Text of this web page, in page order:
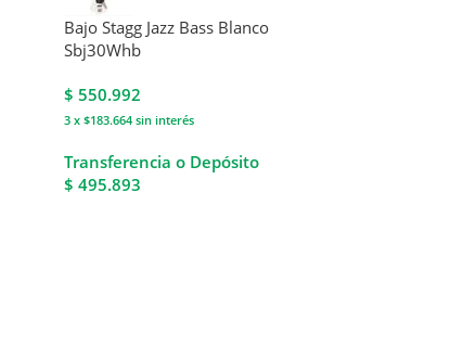
Bajo Stagg Jazz Bass Blanco
Sbj30Whb
$ 550.992
3 x $183.664sin interés
Transferencia o Depósito
$ 495.893